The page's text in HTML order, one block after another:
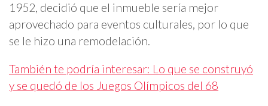
1952, decidió que el inmueble sería mejor
aprovechado para eventos culturales, por lo que
se le hizo una remodelación.
También te podría interesar: Lo que se construyó
y se quedó de los Juegos Olímpicos del 68